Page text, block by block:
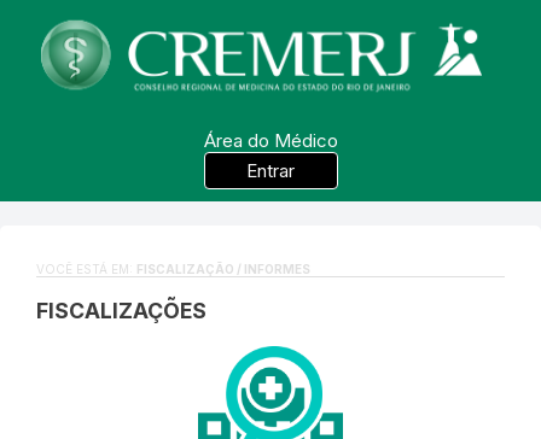
Área do Médico
Entrar
VOCÊ ESTÁ EM: FISCALIZAÇÃO / INFORMES
FISCALIZAÇÕES